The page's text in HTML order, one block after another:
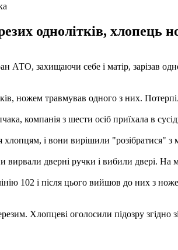
однолітків, хлопець
АТО, захищаючи себе і матір, зарізав
ножем травмував одного з них.
компанія з шести осіб приїхала в
і вони вирішили "розібратися"
дверні ручки і вибили двері. На
102 і після цього вийшов до них з
Хлопцеві оголосили підозру